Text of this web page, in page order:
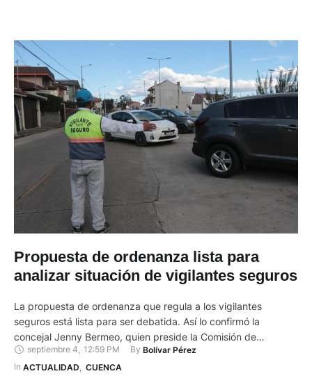
Propuesta de ordenanza lista para
analizar situación de vigilantes seguros
La propuesta de ordenanza que regula a los vigilantes
seguros está lista para ser debatida. Así lo confirmó la
concejal Jenny Bermeo, quien preside la Comisión de
Seguridad del Concejo Cantonal de Cuenca. El proyecto, con
la documentación pertinente, fue enviado el pasado mes de
septiembre 4, 12:59 PM By Bolívar Pérez
In ACTUALIDAD CUENCA